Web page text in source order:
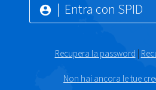
account_circle Entra con SPID
Recupera la password |
Non hai ancora le tue